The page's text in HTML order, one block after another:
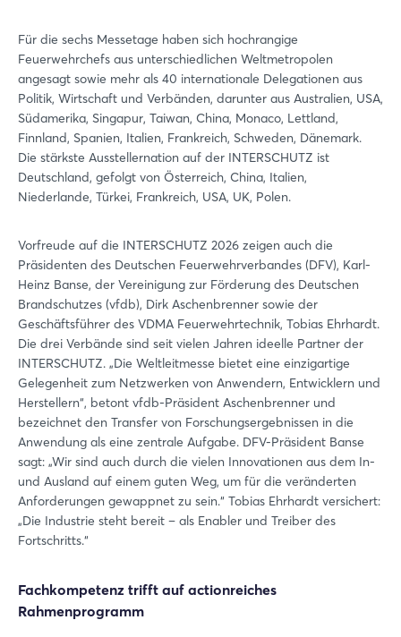
Für die sechs Messetage haben sich hochrangige
Feuerwehrchefs aus unterschiedlichen Weltmetropolen
angesagt sowie mehr als 40 internationale Delegationen aus
Politik, Wirtschaft und Verbänden, darunter aus Australien, USA,
Südamerika, Singapur, Taiwan, China, Monaco, Lettland,
Finnland, Spanien, Italien, Frankreich, Schweden, Dänemark.
Die stärkste Ausstellernation auf der INTERSCHUTZ ist
Deutschland, gefolgt von Österreich, China, Italien,
Niederlande, Türkei, Frankreich, USA, UK, Polen.
Vorfreude auf die INTERSCHUTZ 2026 zeigen auch die
Präsidenten des Deutschen Feuerwehrverbandes (DFV), Karl-
Heinz Banse, der Vereinigung zur Förderung des Deutschen
Brandschutzes (vfdb), Dirk Aschenbrenner sowie der
Geschäftsführer des VDMA Feuerwehrtechnik, Tobias Ehrhardt.
Die drei Verbände sind seit vielen Jahren ideelle Partner der
INTERSCHUTZ. „Die Weltleitmesse bietet eine einzigartige
Gelegenheit zum Netzwerken von Anwendern, Entwicklern und
Herstellern“, betont vfdb-Präsident Aschenbrenner und
bezeichnet den Transfer von Forschungsergebnissen in die
Anwendung als eine zentrale Aufgabe. DFV-Präsident Banse
sagt: „Wir sind auch durch die vielen Innovationen aus dem In-
und Ausland auf einem guten Weg, um für die veränderten
Anforderungen gewappnet zu sein.“ Tobias Ehrhardt versichert:
„Die Industrie steht bereit – als Enabler und Treiber des
Fortschritts.“
Fachkompetenz trifft auf actionreiches
Rahmenprogramm